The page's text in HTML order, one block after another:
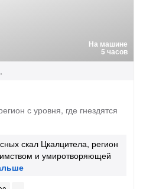
На машине
5 часов
с уровня, где гнездятся
скал Цкалцитела, регион
и умиротворяющей